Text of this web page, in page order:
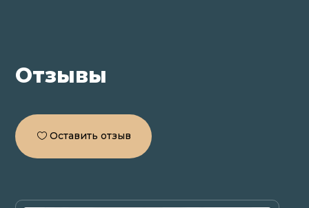
Отзывы
Оставить отзыв